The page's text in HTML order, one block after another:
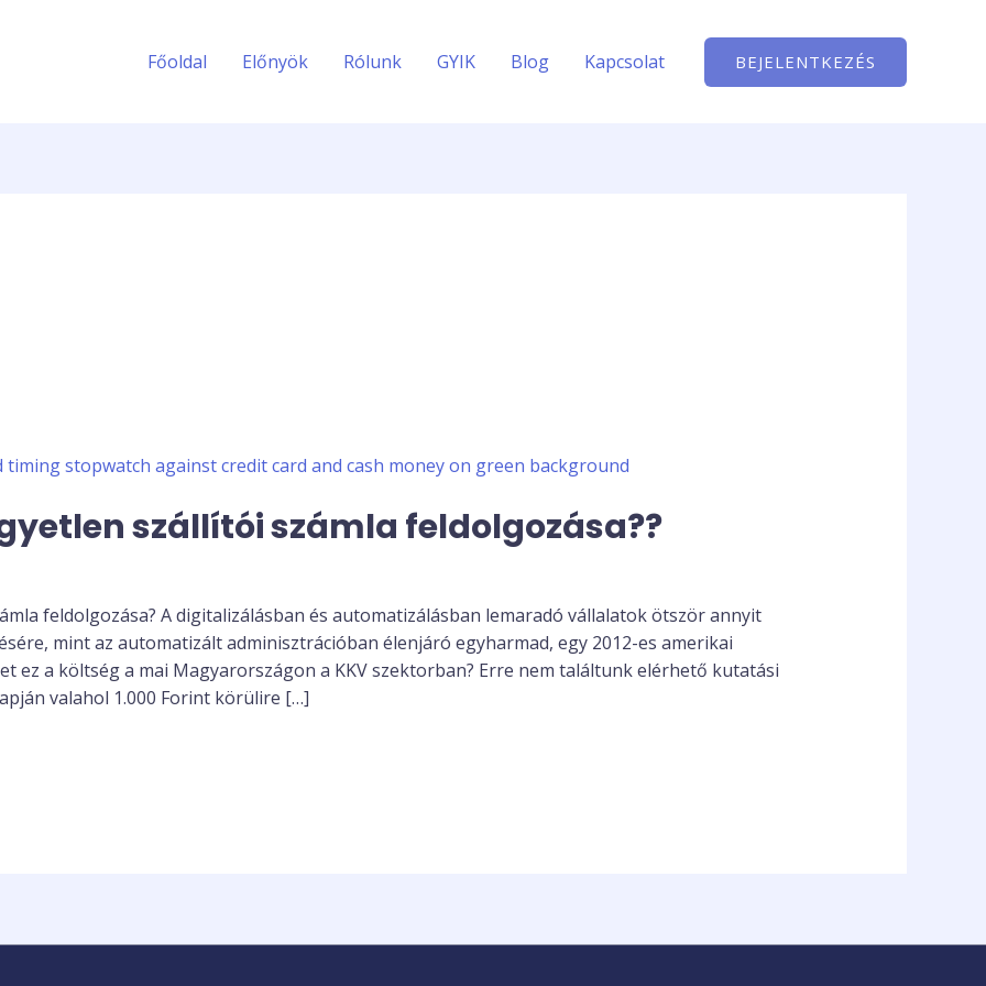
Főoldal Előnyök Rólunk GYIK Blog Kapcsolat BEJELENTKEZÉS
szállítói számla feldolgozása??
feldolgozása? A digitalizálásban és automatizálásban lemaradó vállalatok ötször annyit
mint az automatizált adminisztrációban élenjáró egyharmad, egy 2012-es amerikai
ez a költség a mai Magyarországon a KKV szektorban? Erre nem találtunk elérhető kutatási
valahol 1.000 Forint körülire […]